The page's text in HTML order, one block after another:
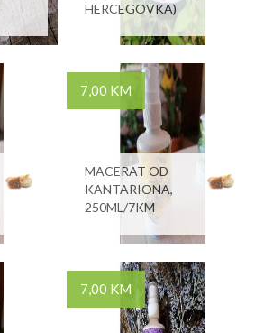
HERCEGOVKA)
7,00 KM
MACERAT OD
KANTARIONA,
250ML/7KM
7,00 KM